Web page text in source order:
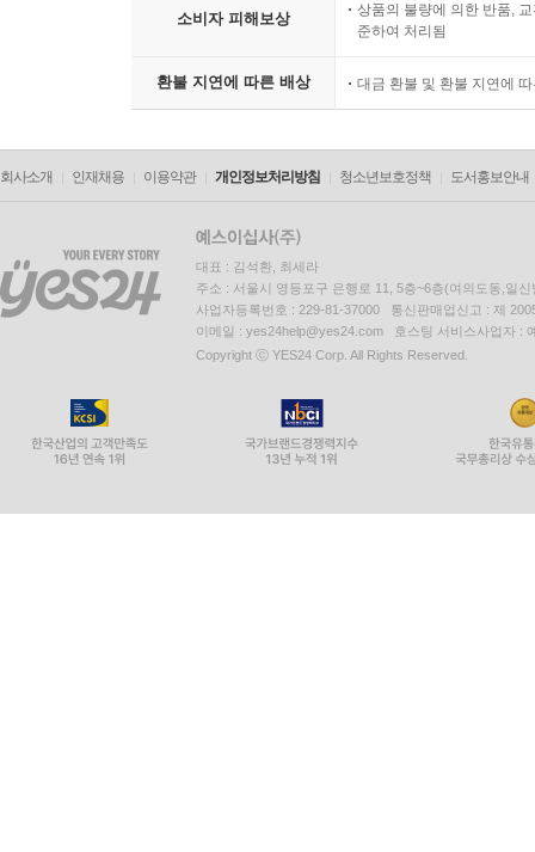
소비자 피해보상
상품의 불량에 의한 반품,
준하여 처리됨
환불 지연에 따른 배상 대금 환불 및 환불 지연에
회사소개 인재채용 이용약관 개인정보처리방침 청소년보호정책 도서홍보안내
대표 : 김석환, 최세라
주소 : 서울시 영등포구 은행로 11, 5층~6층(여의도동,일신
사업자등록번호 : 229-81-37000 통신판매업신고 : 제
이메일 : yes24help@yes24.com 호스팅 서비스사업자 :
Copyright ⓒ YES24 Corp. All Rights Reserved.